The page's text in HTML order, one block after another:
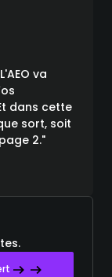
va
dans cette
sort, soit
2."